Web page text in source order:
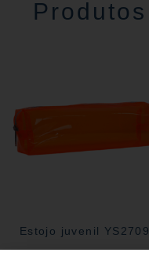
Estojo juvenil